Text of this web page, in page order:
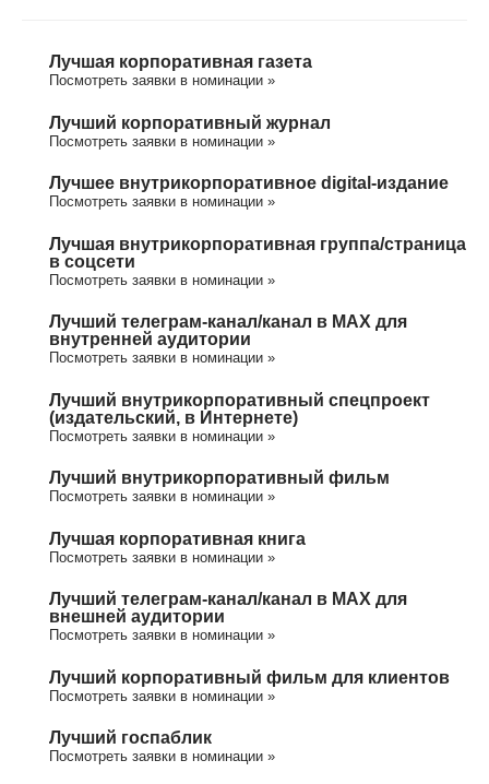
Лучшая корпоративная газета
Посмотреть заявки в номинации »
Лучший корпоративный журнал
Посмотреть заявки в номинации »
Лучшее внутрикорпоративное digital-издание
Посмотреть заявки в номинации »
Лучшая внутрикорпоративная группа/cтраница
в соцсети
Посмотреть заявки в номинации »
Лучший телеграм-канал/канал в МАХ для
внутренней аудитории
Посмотреть заявки в номинации »
Лучший внутрикорпоративный спецпроект
(издательский, в Интернете)
Посмотреть заявки в номинации »
Лучший внутрикорпоративный фильм
Посмотреть заявки в номинации »
Лучшая корпоративная книга
Посмотреть заявки в номинации »
Лучший телеграм-канал/канал в МАХ для
внешней аудитории
Посмотреть заявки в номинации »
Лучший корпоративный фильм для клиентов
Посмотреть заявки в номинации »
Лучший госпаблик
Посмотреть заявки в номинации »